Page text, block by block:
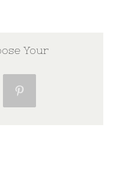
Your